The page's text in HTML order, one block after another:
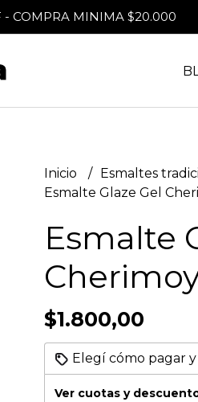
- COMPRA MINIMA $20.000
Inicio Esmaltes
Esmalte Glaze Gel
Esmalte
$1.800,00
Elegí cómo pagar
Ver cuotas y